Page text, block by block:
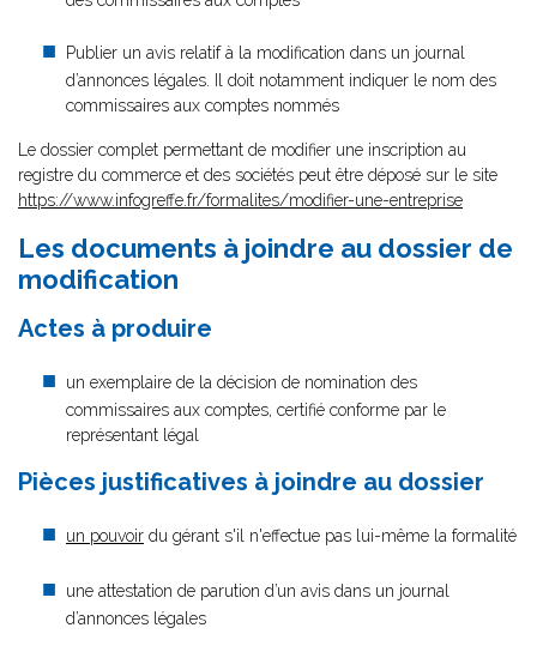
Publier un avis relatif à la modification dans un journal
d’annonces légales. Il doit notamment indiquer le nom des
commissaires aux comptes nommés
Le dossier complet permettant de modifier une inscription au
registre du commerce et des sociétés peut être déposé sur le site
https://www.infogreffe.fr/formalites/modifier-une-entreprise
Les documents à joindre au dossier de
modification
Actes à produire
un exemplaire de la décision de nomination des
commissaires aux comptes, certifié conforme par le
représentant légal
Pièces justificatives à joindre au dossier
un pouvoir du gérant s'il n'effectue pas lui-même la formalité
une attestation de parution d’un avis dans un journal
d’annonces légales